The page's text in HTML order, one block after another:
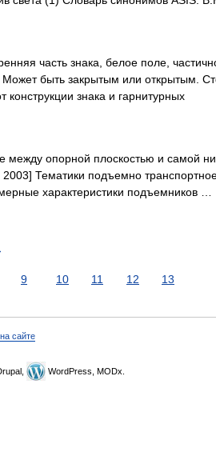
часть знака, белое поле,
быть закрытым или открытым.
конструкции знака и гарнитурных
опорной плоскостью и самой
Тематики подъемно
характеристики подъемников …
9 10 11 12 13
сайте
WordPress, MODx.